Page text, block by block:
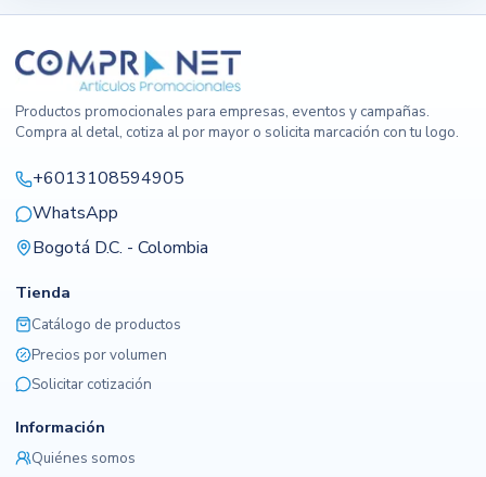
Productos promocionales para empresas, eventos y campañas.
Compra al detal, cotiza al por mayor o solicita marcación con tu logo.
+6013108594905
WhatsApp
Bogotá D.C. - Colombia
Tienda
Catálogo de productos
Precios por volumen
Solicitar cotización
Información
Quiénes somos